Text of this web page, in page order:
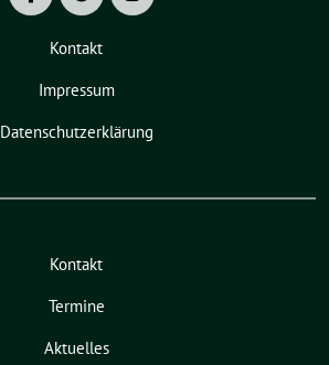
Kontakt
Impressum
Datenschutzerklärung
Kontakt
Termine
Aktuelles